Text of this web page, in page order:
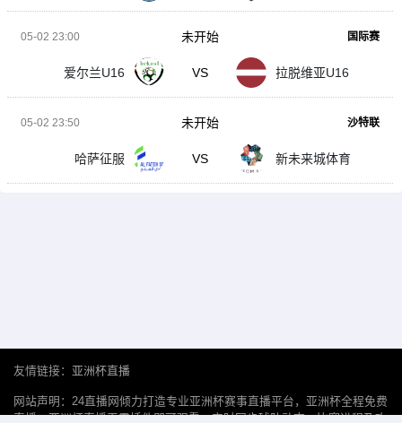
05-02 23:00 国际赛
爱尔兰U16 VS 拉脱维亚U16
未开始
05-02 23:50 沙特联
哈萨征服 VS 新未来城体育
未开始
友情链接： 亚洲杯直播
网站声明：24直播网倾力打造专业亚洲杯赛事直播平台，亚洲杯全程免费
直播，亚洲杯直播无需插件即可观看。实时同步球队动态、比赛进程及攻